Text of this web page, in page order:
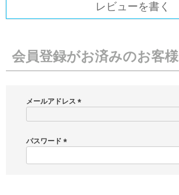
レビューを書く
会員登録がお済みのお客様
メールアドレス
)
パスワード
必